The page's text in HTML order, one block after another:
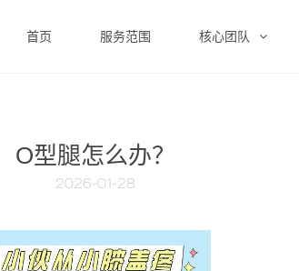
首页 服务范围 核心团队
O型腿怎么办？
2026-01-28